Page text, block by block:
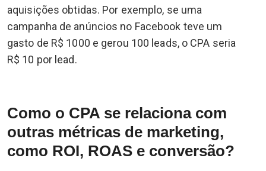
aquisições obtidas. Por exemplo, se uma
campanha de anúncios no Facebook teve um
gasto de R$ 1000 e gerou 100 leads, o CPA seria
R$ 10 por lead.
Como o CPA se relaciona com
outras métricas de marketing,
como ROI, ROAS e conversão?